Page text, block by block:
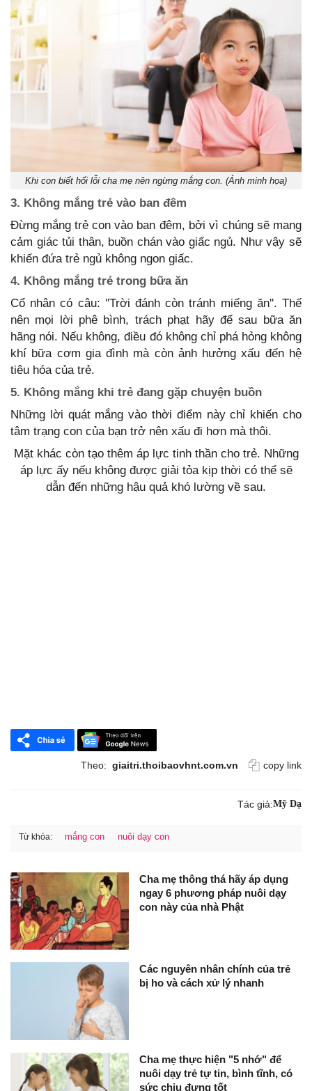
Khi con biết hối lỗi cha mẹ nên ngừng mắng con. (Ảnh minh họa)
3. Không mắng trẻ vào ban đêm
Đừng mắng trẻ con vào ban đêm, bởi vì chúng sẽ mang
cảm giác tủi thân, buồn chán vào giấc ngủ. Như vậy sẽ
khiến đứa trẻ ngủ không ngon giấc.
4. Không mắng trẻ trong bữa ăn
Cổ nhân có câu: ''Trời đánh còn tránh miếng ăn''. Thế
nên mọi lời phê bình, trách phạt hãy để sau bữa ăn
hãng nói. Nếu không, điều đó không chỉ phá hỏng không
khí bữa cơm gia đình mà còn ảnh hưởng xấu đến hệ
tiêu hóa của trẻ.
5. Không mắng khi trẻ đang gặp chuyện buồn
Những lời quát mắng vào thời điểm này chỉ khiến cho
tâm trạng con của bạn trở nên xấu đi hơn mà thôi.
Mặt khác còn tạo thêm áp lực tinh thần cho trẻ. Những
áp lực ấy nếu không được giải tỏa kịp thời có thể sẽ
dẫn đến những hậu quả khó lường về sau.
Theo: giaitri.thoibaovhnt.com.vn copy link
Tác giả:Mỹ Dạ
Từ khóa: mắng con nuôi dạy con
Cha mẹ thông thá hãy áp dụng
ngay 6 phương pháp nuôi dạy
con này của nhà Phật
Các nguyên nhân chính của trẻ
bị ho và cách xử lý nhanh
Cha mẹ thực hiện "5 nhớ" để
nuôi dạy trẻ tự tin, bình tĩnh, có
sức chịu đựng tốt